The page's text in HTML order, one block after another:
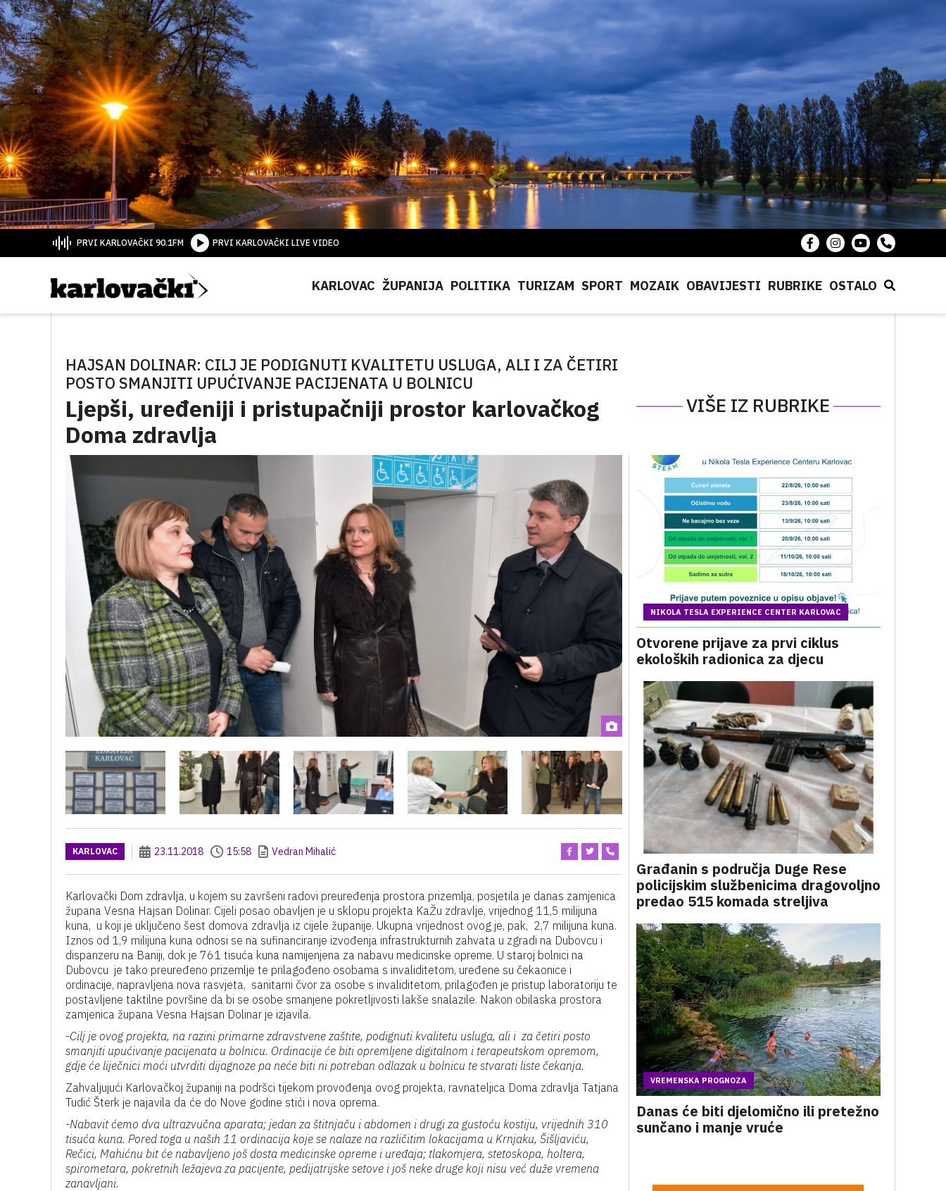
PRVI KARLOVAČKI 90.1FM PRVI KARLOVAČKI LIVE VIDEO
KARLOVAC ŽUPANIJA POLITIKA TURIZAM SPORT MOZAIK OBAVIJESTI RUBRIKE OSTALO
HAJSAN DOLINAR: CILJ JE PODIGNUTI KVALITETU USLUGA, ALI I ZA ČETIRI
POSTO SMANJITI UPUĆIVANJE PACIJENATA U BOLNICU
Ljepši, uređeniji i pristupačniji prostor karlovačkog
Doma zdravlja
VIŠE IZ RUBRIKE
KARLOVAC 23.11.2018 15:58 Vedran Mihalić
Karlovački Dom zdravlja, u kojem su završeni radovi preuređenja prostora prizemlja, posjetila je danas zamjenica
župana Vesna Hajsan Dolinar. Cijeli posao obavljen je u sklopu projekta KaŽu zdravlje, vrijednog 11,5 milijuna
kuna, u koji je uključeno šest domova zdravlja iz cijele županije. Ukupna vrijednost ovog je, pak, 2,7 milijuna kuna.
Iznos od 1,9 milijuna kuna odnosi se na sufinanciranje izvođenja infrastrukturnih zahvata u zgradi na Dubovcu i
dispanzeru na Baniji, dok je 761 tisuća kuna namijenjena za nabavu medicinske opreme. U staroj bolnici na
Dubovcu je tako preuređeno prizemlje te prilagođeno osobama s invaliditetom, uređene su čekaonice i
ordinacije, napravljena nova rasvjeta, sanitarni čvor za osobe s invaliditetom, prilagođen je pristup laboratoriju te
postavljene taktilne površine da bi se osobe smanjene pokretljivosti lakše snalazile. Nakon obilaska prostora
zamjenica župana Vesna Hajsan Dolinar je izjavila.
-Cilj je ovog projekta, na razini primarne zdravstvene zaštite, podignuti kvalitetu usluga, ali i za četiri posto
smanjiti upućivanje pacijenata u bolnicu. Ordinacije će biti opremljene digitalnom i terapeutskom opremom,
gdje će liječnici moći utvrditi dijagnoze pa neće biti ni potreban odlazak u bolnicu te stvarati liste čekanja.
Zahvaljujući Karlovačkoj županiji na podršci tijekom provođenja ovog projekta, ravnateljica Doma zdravlja Tatjana
Tudić Šterk je najavila da će do Nove godine stići i nova oprema.
-Nabavit ćemo dva ultrazvučna aparata; jedan za štitnjaču i abdomen i drugi za gustoću kostiju, vrijednih 310
tisuća kuna. Pored toga u naših 11 ordinacija koje se nalaze na različitim lokacijama u Krnjaku, Šišljaviću,
Rečici, Mahićnu bit će nabavljeno još dosta medicinske opreme i uređaja; tlakomjera, stetoskopa, holtera,
spirometara, pokretnih ležajeva za pacijente, pedijatrijske setove i još neke druge koji nisu već duže vremena
zanavljani.
NIKOLA TESLA EXPERIENCE CENTER KARLOVAC
Otvorene prijave za prvi ciklus
ekoloških radionica za djecu
Građanin s područja Duge Rese
policijskim službenicima dragovoljno
predao 515 komada streljiva
VREMENSKA PROGNOZA
Danas će biti djelomično ili pretežno
sunčano i manje vruće